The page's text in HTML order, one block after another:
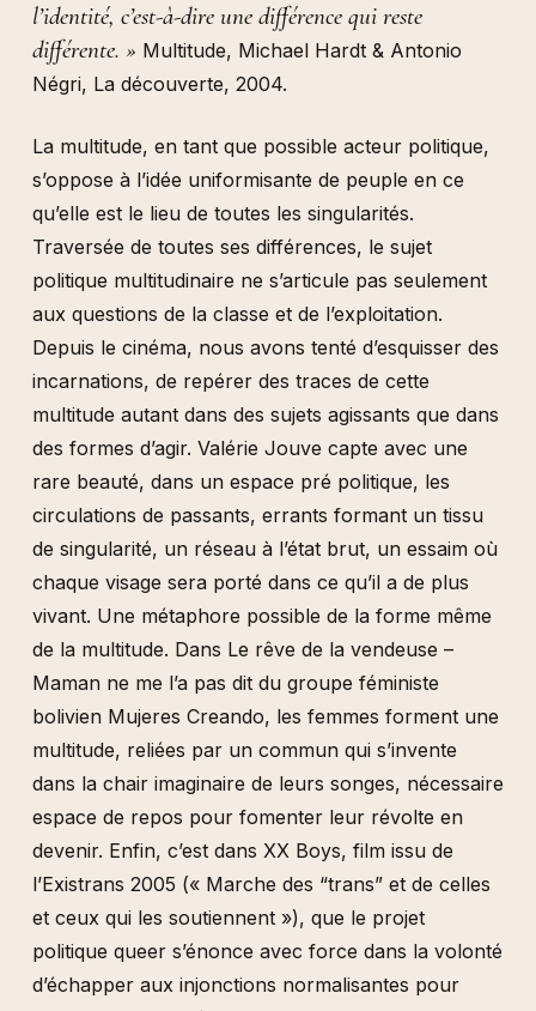
l’identité, c’est-à-dire une différence qui reste
différente. » Multitude, Michael Hardt & Antonio
Négri, La découverte, 2004.
La multitude, en tant que possible acteur politique,
s’oppose à l’idée uniformisante de peuple en ce
qu’elle est le lieu de toutes les singularités.
Traversée de toutes ses différences, le sujet
politique multitudinaire ne s’articule pas seulement
aux questions de la classe et de l’exploitation.
Depuis le cinéma, nous avons tenté d’esquisser des
incarnations, de repérer des traces de cette
multitude autant dans des sujets agissants que dans
des formes d’agir. Valérie Jouve capte avec une
rare beauté, dans un espace pré politique, les
circulations de passants, errants formant un tissu
de singularité, un réseau à l’état brut, un essaim où
chaque visage sera porté dans ce qu’il a de plus
vivant. Une métaphore possible de la forme même
de la multitude. Dans Le rêve de la vendeuse –
Maman ne me l’a pas dit du groupe féministe
bolivien Mujeres Creando, les femmes forment une
multitude, reliées par un commun qui s’invente
dans la chair imaginaire de leurs songes, nécessaire
espace de repos pour fomenter leur révolte en
devenir. Enfin, c’est dans XX Boys, film issu de
l’Existrans 2005 (« Marche des “trans” et de celles
et ceux qui les soutiennent »), que le projet
politique queer s’énonce avec force dans la volonté
d’échapper aux injonctions normalisantes pour